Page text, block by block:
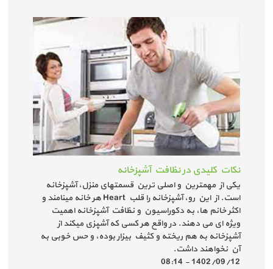
نکات کلیدی در نظافت آشپزخانه
یکی از مهم­ترین و اصلی­ ترین قسمت­های منزل، آشپزخانه
است. از این رو، آشپزخانه را قلب Heart هر خانه می­نامند و
اکثر خانم­ ها، به دکوراسیون و نظافت آشپزخانه اهمیت
ویژه ­ای می ­دهند. در واقع هر کسی که آشپزی می­کند از
آشپزخانه به هم ریخته و کثیف بیزار بوده، و حس خوبی به
آن نخواهند داشت.
1402/09/12 - 08:14